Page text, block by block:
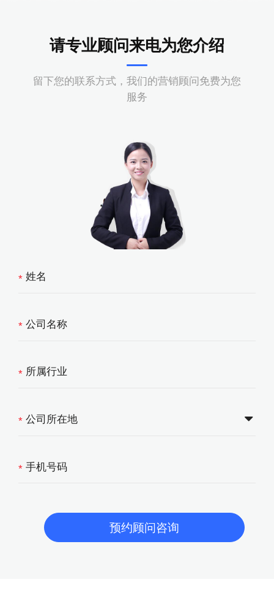
请专业顾问来电为您介绍
留下您的联系方式，我们的营销顾问免费为您
服务
*
*
*
*
*